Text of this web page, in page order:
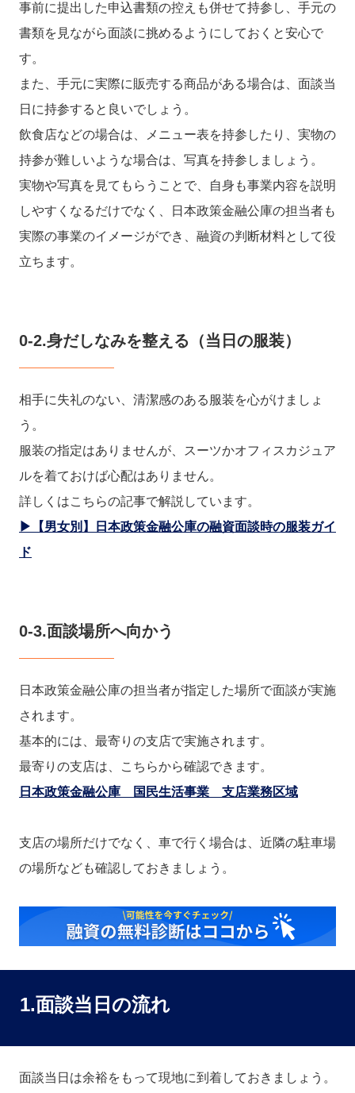
事前に提出した申込書類の控えも併せて持参し、手元の
書類を見ながら面談に挑めるようにしておくと安心で
す。
また、手元に実際に販売する商品がある場合は、面談当
日に持参すると良いでしょう。
飲食店などの場合は、メニュー表を持参したり、実物の
持参が難しいような場合は、写真を持参しましょう。
実物や写真を見てもらうことで、自身も事業内容を説明
しやすくなるだけでなく、日本政策金融公庫の担当者も
実際の事業のイメージができ、融資の判断材料として役
立ちます。
0-2.身だしなみを整える（当日の服装）
相手に失礼のない、清潔感のある服装を心がけましょ
う。
服装の指定はありませんが、スーツかオフィスカジュア
ルを着ておけば心配はありません。
詳しくはこちらの記事で解説しています。
▶【男女別】日本政策金融公庫の融資面談時の服装ガイ
ド
0-3.面談場所へ向かう
日本政策金融公庫の担当者が指定した場所で面談が実施
されます。
基本的には、最寄りの支店で実施されます。
最寄りの支店は、こちらから確認できます。
日本政策金融公庫 国民生活事業 支店業務区域
支店の場所だけでなく、車で行く場合は、近隣の駐車場
の場所なども確認しておきましょう。
1.面談当日の流れ
面談当日は余裕をもって現地に到着しておきましょう。